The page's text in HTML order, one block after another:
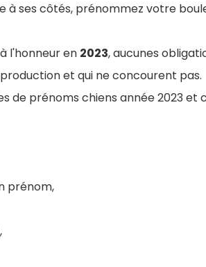
ses côtés, prénommez votre
l'honneur en 2023, aucunes
et qui ne concourent pas.
de prénoms chiens année 2023 et
prénom,